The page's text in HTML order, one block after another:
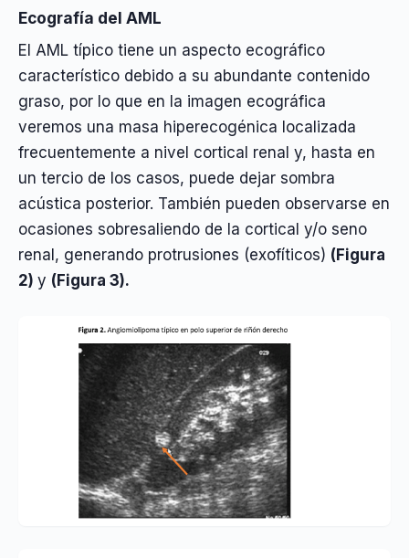
Ecografía del AML
El AML típico tiene un aspecto ecográfico
característico debido a su abundante contenido
graso, por lo que en la imagen ecográfica
veremos una masa hiperecogénica localizada
frecuentemente a nivel cortical renal y, hasta en
un tercio de los casos, puede dejar sombra
acústica posterior. También pueden observarse en
ocasiones sobresaliendo de la cortical y/o seno
renal, generando protrusiones (exofíticos) (Figura
2) y (Figura 3).